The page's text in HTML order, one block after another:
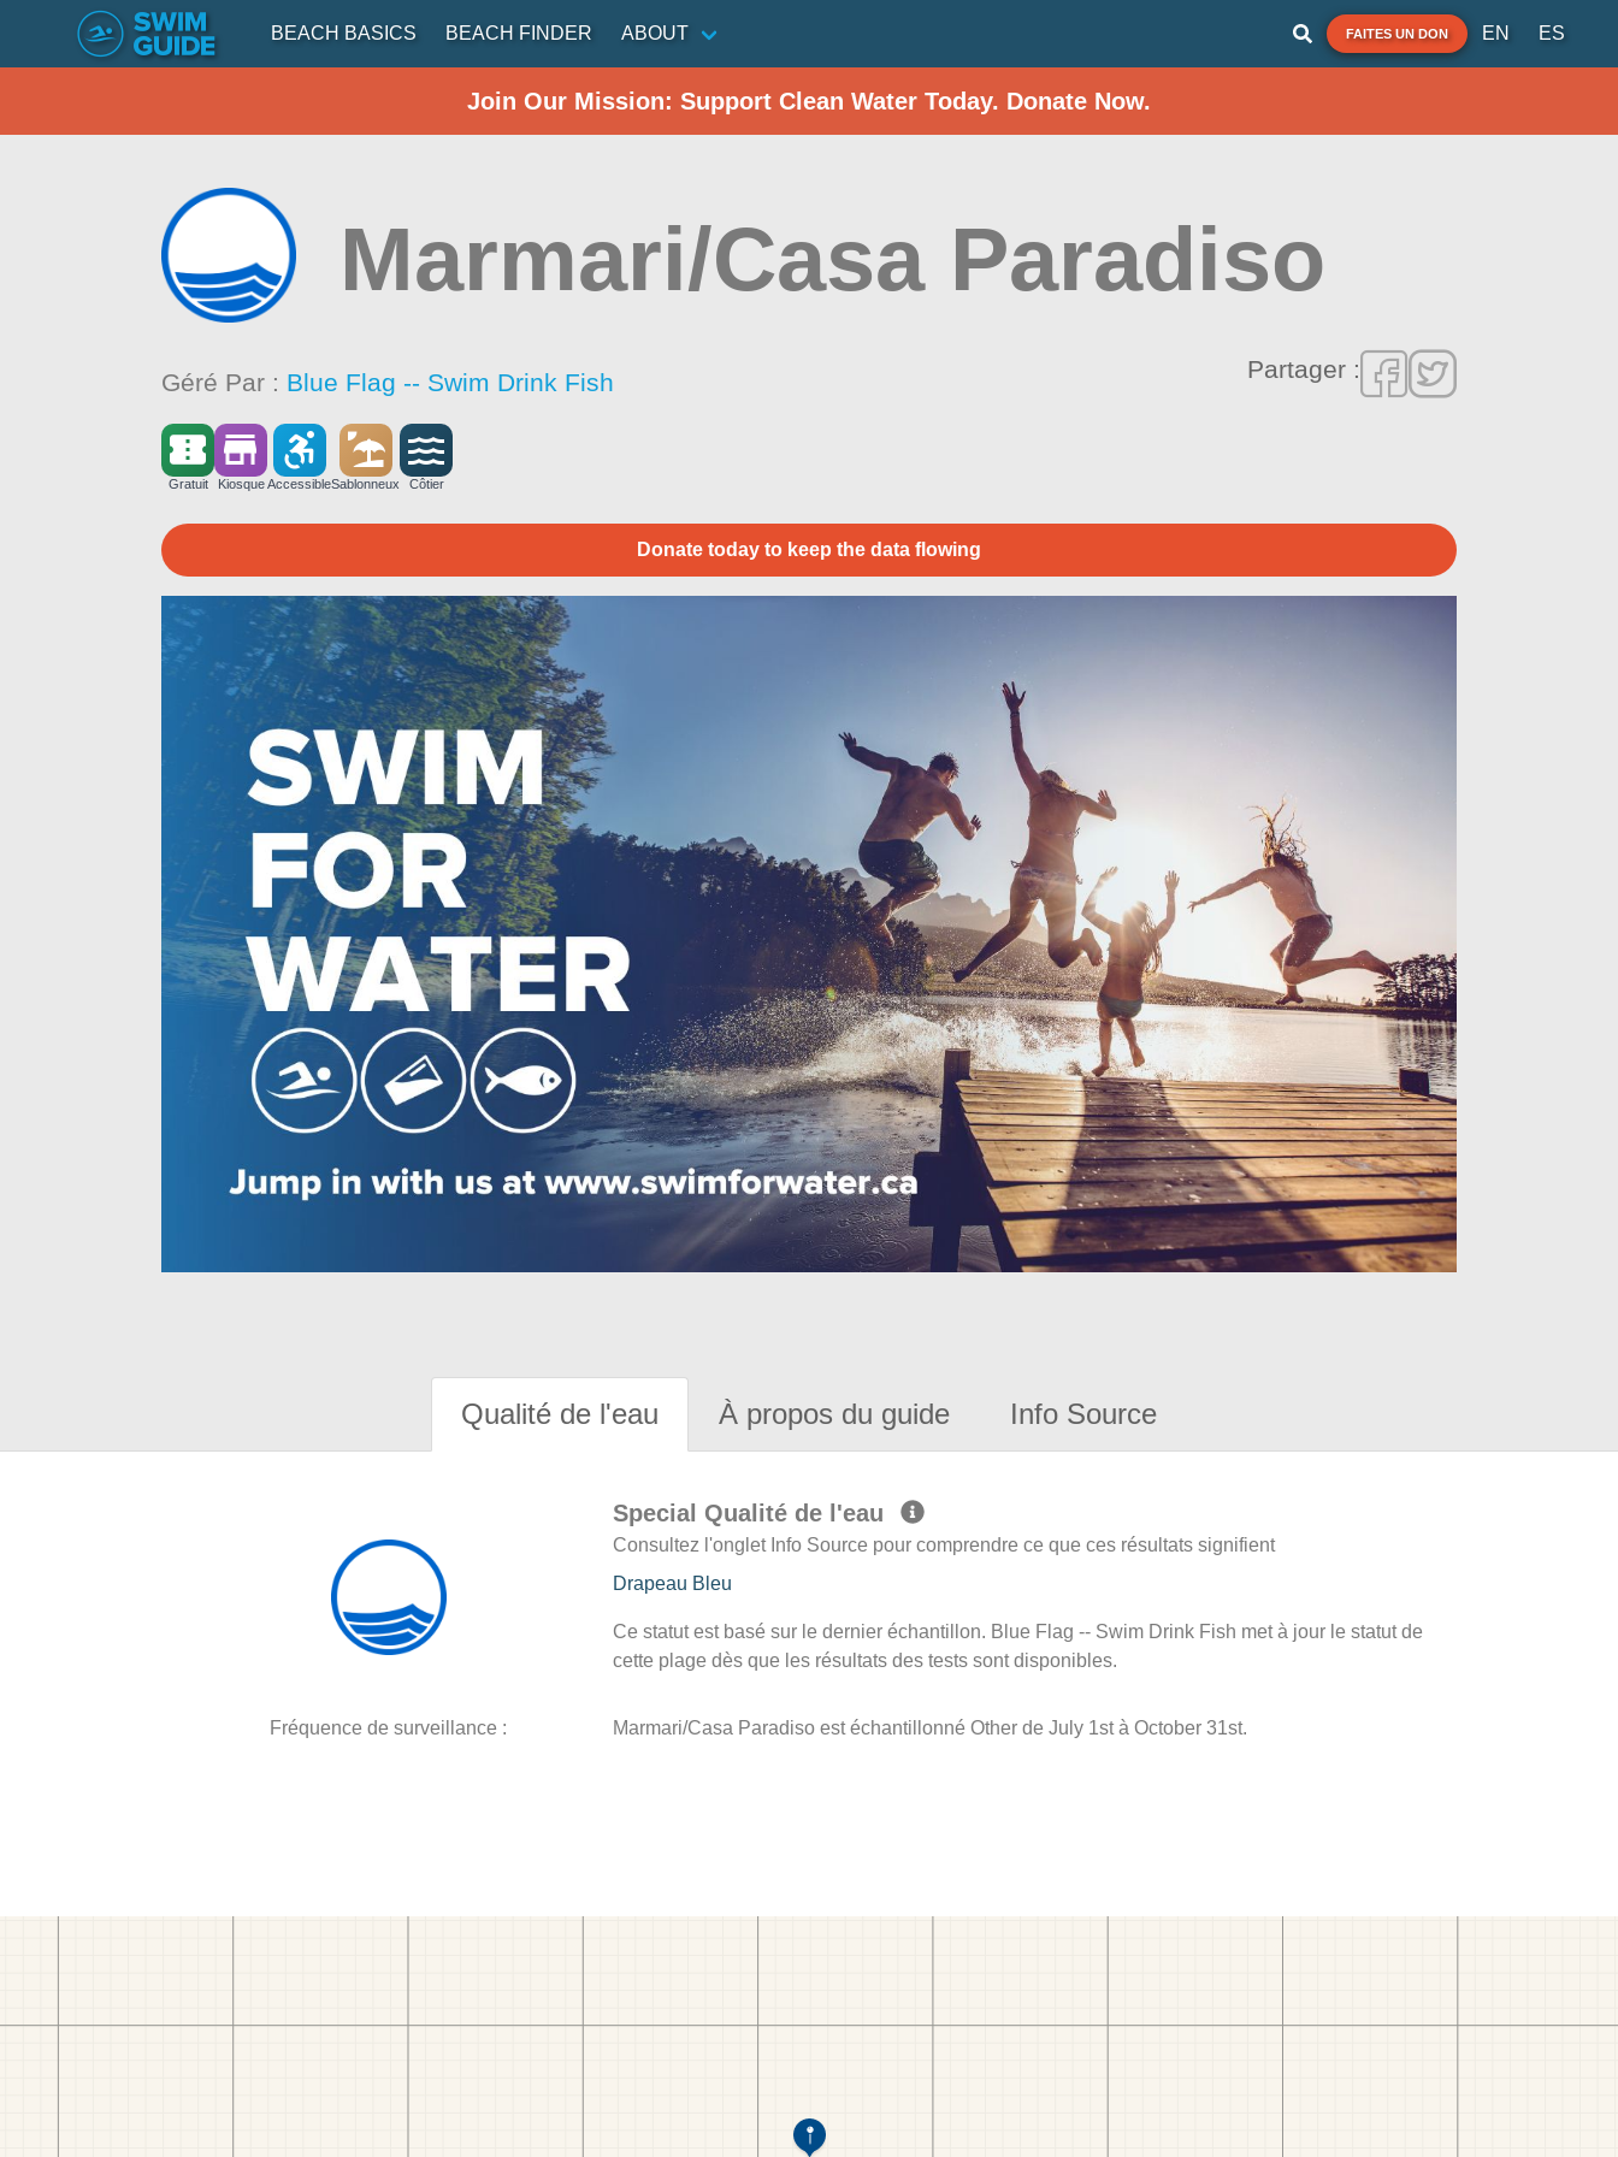
BEACH BASICS BEACH FINDER ABOUT FAITES UN DON EN ES
Join Our Mission: Support Clean Water Today. Donate Now.
Marmari/Casa Paradiso
Géré Par : Blue Flag -- Swim Drink Fish Partager :
Gratuit Kiosque AccessibleSablonneux Côtier
Donate today to keep the data flowing
Qualité de l'eau À propos du guide Info Source
Special Qualité de l'eau
Consultez l'onglet Info Source pour comprendre ce que ces résultats signifient
Drapeau Bleu
Ce statut est basé sur le dernier échantillon. Blue Flag -- Swim Drink Fish met à jour le statut de
cette plage dès que les résultats des tests sont disponibles.
Fréquence de surveillance : Marmari/Casa Paradiso est échantillonné Other de July 1st à October 31st.